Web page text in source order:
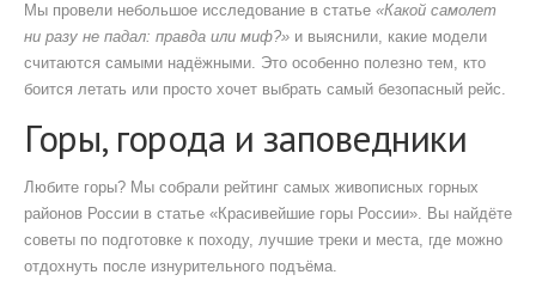
Мы провели небольшое исследование в статье «Какой самолет
ни разу не падал: правда или миф?» и выяснили, какие модели
считаются самыми надёжными. Это особенно полезно тем, кто
боится летать или просто хочет выбрать самый безопасный рейс.
Горы, города и заповедники
Любите горы? Мы собрали рейтинг самых живописных горных
районов России в статье «Красивейшие горы России». Вы найдёте
советы по подготовке к походу, лучшие треки и места, где можно
отдохнуть после изнурительного подъёма.